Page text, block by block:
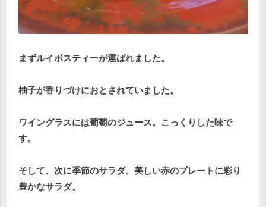
まずルイボスティーが運ばれました。
柚子が香りづけにおとされていました。
ワイングラスには葡萄のジュース。こっくりした味で
す。
そして、次に季節のサラダ。美しい赤のプレートに彩り
豊かなサラダ。